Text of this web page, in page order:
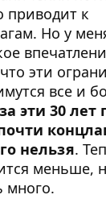
приводит к
Но у
эти
все и
эти 30 лет
нельзя.
меньше,
много.